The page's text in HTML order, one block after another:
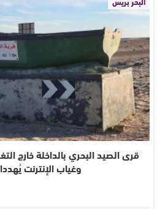
قرى الصيد البحري بالداخلة خارج
وغياب الإنترنت